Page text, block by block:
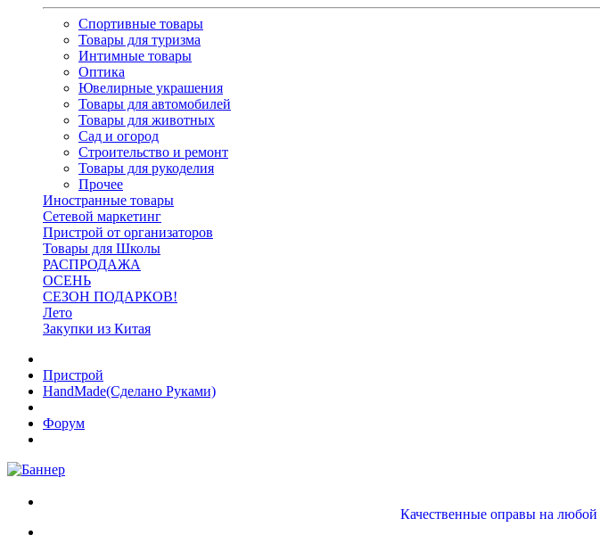
Спортивные товары
Товары для туризма
Интимные товары
Оптика
Ювелирные украшения
Товары для автомобилей
Товары для животных
Сад и огород
Строительство и ремонт
Товары для рукоделия
Прочее
Иностранные товары
Сетевой маркетинг
Пристрой от организаторов
Товары для Школы
РАСПРОДАЖА
ОСЕНЬ
СЕЗОН ПОДАРКОВ!
Лето
Закупки из Китая
Пристрой
HandMade(Сделано Руками)
Форум
Качественные оправы на